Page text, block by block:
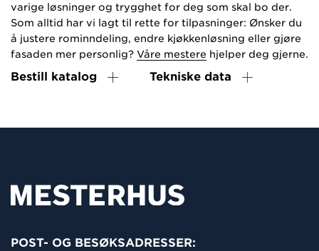
varige løsninger og trygghet for deg som skal bo der.
Som alltid har vi lagt til rette for tilpasninger: Ønsker du
å justere rominndeling, endre kjøkkenløsning eller gjøre
fasaden mer personlig? Våre mestere hjelper deg gjerne.
Bestill katalog Tekniske data
POST- OG BESØKSADRESSER: